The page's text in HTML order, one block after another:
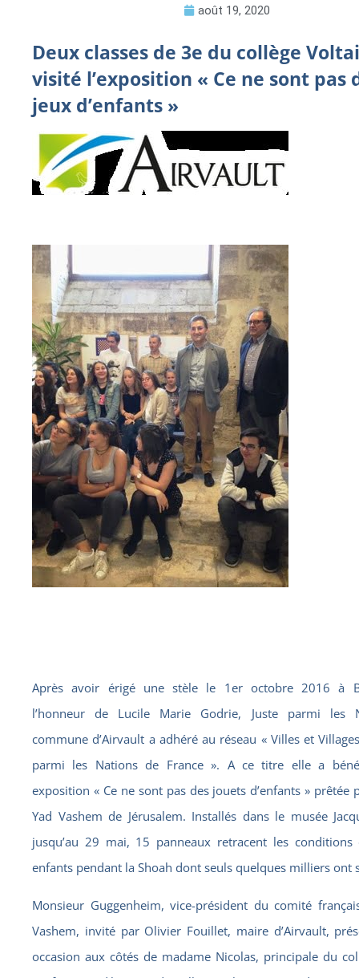
août 19, 2020
Deux classes de 3e du collège
visité l’exposition « Ce ne sont pas
jeux d’enfants »
Après avoir érigé une stèle le 1er octobre 2016 à
l’honneur de Lucile Marie Godrie, Juste parmi les
commune d’Airvault a adhéré au réseau « Villes et
parmi les Nations de France ». A ce titre elle a
exposition « Ce ne sont pas des jouets d’enfants » prêtée
Yad Vashem de Jérusalem. Installés dans le musée
jusqu’au 29 mai, 15 panneaux retracent les
enfants pendant la Shoah dont seuls quelques milliers ont
Monsieur Guggenheim, vice-président du comité
Vashem, invité par Olivier Fouillet, maire d’Airvault,
occasion aux côtés de madame Nicolas, principale du